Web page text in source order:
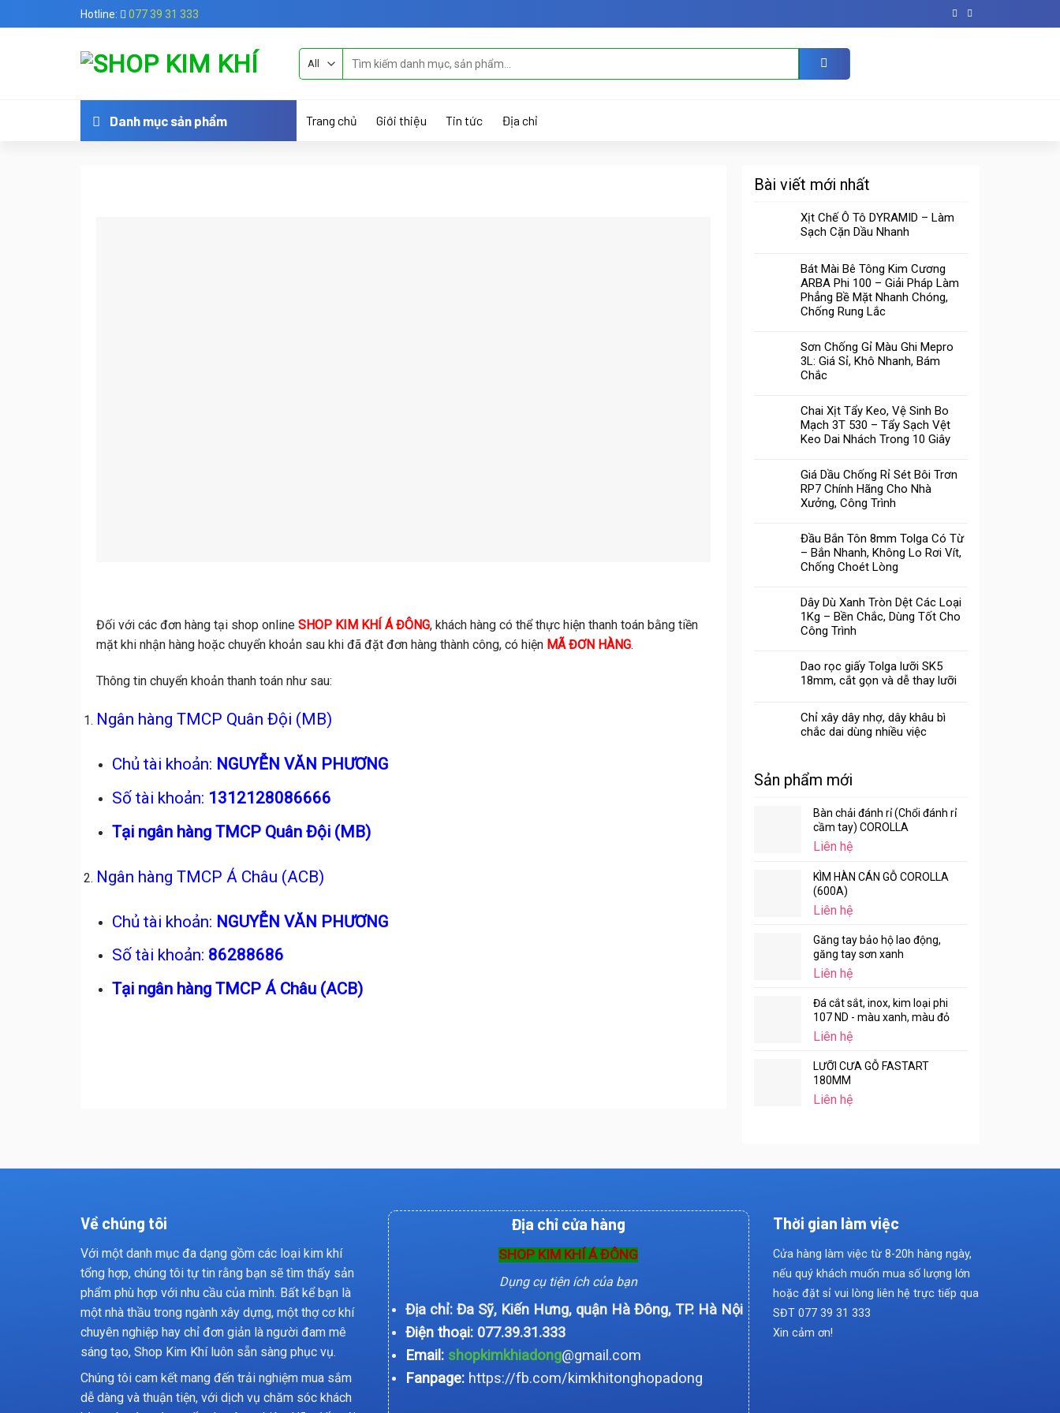
to
Hotline: 077 39 31 333
kiếm:
Danh mục sản phẩm Trang chủ Giới thiệu Tin tức Địa chỉ
Đối với các đơn hàng tại shop online SHOP KIM KHÍ Á ĐÔNG, khách hàng có thể thực hiện thanh toán bằng tiền
mặt khi nhận hàng hoặc chuyển khoản sau khi đã đặt đơn hàng thành công, có hiện MÃ ĐƠN HÀNG.
Thông tin chuyển khoản thanh toán như sau:
Ngân hàng TMCP Quân Đội (MB)
Chủ tài khoản: NGUYỄN VĂN PHƯƠNG
Số tài khoản: 1312128086666
Tại ngân hàng TMCP Quân Đội (MB)
Ngân hàng TMCP Á Châu (ACB)
Chủ tài khoản: NGUYỄN VĂN PHƯƠNG
Số tài khoản: 86288686
Tại ngân hàng TMCP Á Châu (ACB)
Bài viết mới nhất
Xịt Chế Ô Tô DYRAMID – Làm
Sạch Cặn Dầu Nhanh
Bát Mài Bê Tông Kim Cương
ARBA Phi 100 – Giải Pháp Làm
Phẳng Bề Mặt Nhanh Chóng,
Chống Rung Lắc
Sơn Chống Gỉ Màu Ghi Mepro
3L: Giá Sỉ, Khô Nhanh, Bám
Chắc
Chai Xịt Tẩy Keo, Vệ Sinh Bo
Mạch 3T 530 – Tẩy Sạch Vệt
Keo Dai Nhách Trong 10 Giây
Giá Dầu Chống Rỉ Sét Bôi Trơn
RP7 Chính Hãng Cho Nhà
Xưởng, Công Trình
Đầu Bắn Tôn 8mm Tolga Có Từ
– Bắn Nhanh, Không Lo Rơi Vít,
Chống Choét Lòng
Dây Dù Xanh Tròn Dệt Các Loại
1Kg – Bền Chắc, Dùng Tốt Cho
Công Trình
Dao rọc giấy Tolga lưỡi SK5
18mm, cắt gọn và dễ thay lưỡi
Chỉ xây dây nhợ, dây khâu bì
chắc dai dùng nhiều việc
Sản phẩm mới
Bàn chải đánh rỉ (Chổi đánh rỉ
cầm tay) COROLLA
Liên hệ
KÌM HÀN CÁN GỖ COROLLA
(600A)
Liên hệ
Găng tay bảo hộ lao động,
găng tay sơn xanh
Liên hệ
Đá cắt sắt, inox, kim loại phi
107 ND - màu xanh, màu đỏ
Liên hệ
LƯỠI CƯA GỖ FASTART
180MM
Liên hệ
Về chúng tôi
Với một danh mục đa dạng gồm các loại kim khí
tổng hợp, chúng tôi tự tin rằng bạn sẽ tìm thấy sản
phẩm phù hợp với nhu cầu của mình. Bất kể bạn là
một nhà thầu trong ngành xây dựng, một thợ cơ khí
chuyên nghiệp hay chỉ đơn giản là người đam mê
sáng tạo, Shop Kim Khí luôn sẵn sàng phục vụ.
Chúng tôi cam kết mang đến trải nghiệm mua sắm
dễ dàng và thuận tiện, với dịch vụ chăm sóc khách
Địa chỉ cửa hàng
SHOP KIM KHÍ Á ĐÔNG
Dụng cụ tiện ích của bạn
Địa chỉ: Đa Sỹ, Kiến Hưng, quận Hà Đông, TP. Hà Nội
Điện thoại: 077.39.31.333
Email:shopkimkhiadong@gmail.com
Fanpage: https://fb.com/kimkhitonghopadong
Thời gian làm việc
Cửa hàng làm việc từ 8-20h hàng ngày,
nếu quý khách muốn mua số lượng lớn
hoặc đặt sỉ vui lòng liên hệ trực tiếp qua
SĐT 077 39 31 333
Xin cảm ơn!